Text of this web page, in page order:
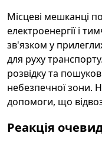
Місцеві мешканці
електроенергії і
зв'язком у
для руху
розвідку та
небезпечної зони.
допомоги, що
Реакція